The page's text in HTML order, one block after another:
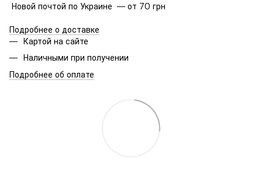
Новой почтой по Украине — от 70 грн
Подробнее о доставке
Картой на сайте
Наличными при получении
Подробнее об оплате